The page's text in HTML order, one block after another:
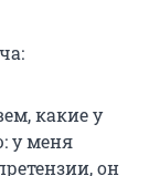
какие у
у меня
он